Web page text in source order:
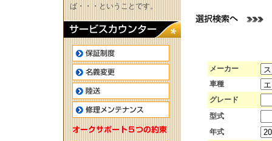
ば・・・ということです。
メーカー
車種
グレード
型式
年式